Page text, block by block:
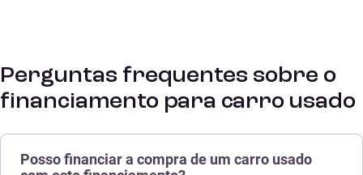
Perguntas frequentes sobre o
financiamento para carro usado
Posso financiar a compra de um carro usado